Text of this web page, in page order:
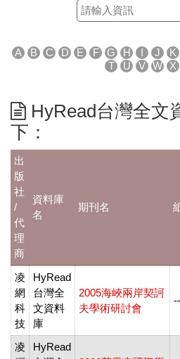
A B C D E F G H I J K
T
U V W X
HyRead台灣全文
下：
出
版
社
/
代
理
商
資料庫
名
期刊名
凌
網
科
技
HyRead
台灣全
文資料
庫
2005海峽兩岸契訶
夫學術研討會
--
凌
HyRead